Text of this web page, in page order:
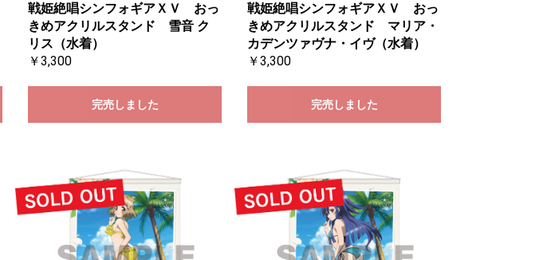
戦姫絶唱シンフォギアＸＶ おっ
きめアクリルスタンド 雪音 ク
リス（水着）
￥3,300
完売しました
戦姫絶唱シンフォギアＸＶ おっ
きめアクリルスタンド マリア・
カデンツァヴナ・イヴ（水着）
￥3,300
完売しました